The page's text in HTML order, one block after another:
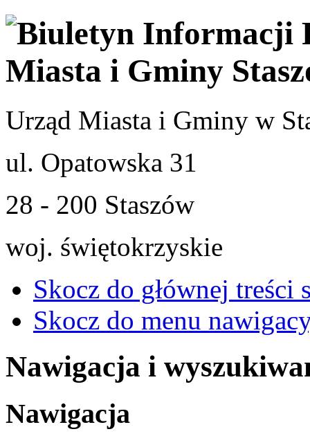
Urząd Miasta i Gminy w
ul. Opatowska 31
28 - 200 Staszów
woj. świętokrzyskie
Skocz do głównej treści
Skocz do menu
Nawigacja i
Nawigacja